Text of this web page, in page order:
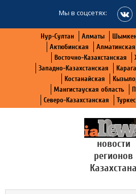
Мы в соцсетях:
Нур-Султан Алматы
Актюбинская
Алматинская
Восточно-Казахстанская
Западно-Казахстанская
Костанайская
Мангистауская область
Северо-Казахстанская
новости
регионов
Казахстана